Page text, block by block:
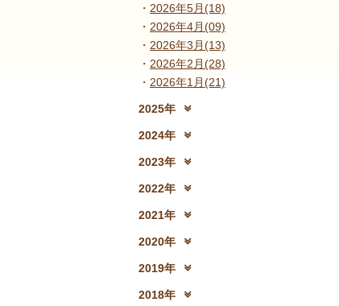
2026年5月(18)
2026年4月(09)
2026年3月(13)
2026年2月(28)
2026年1月(21)
2025年
2025年12月(15)
2024年
2024年12月(18)
2023年
2023年12月(19)
2022年
2022年12月(13)
2021年
2021年12月(08)
2020年
2020年12月(10)
2019年
2019年12月(10)
2018年